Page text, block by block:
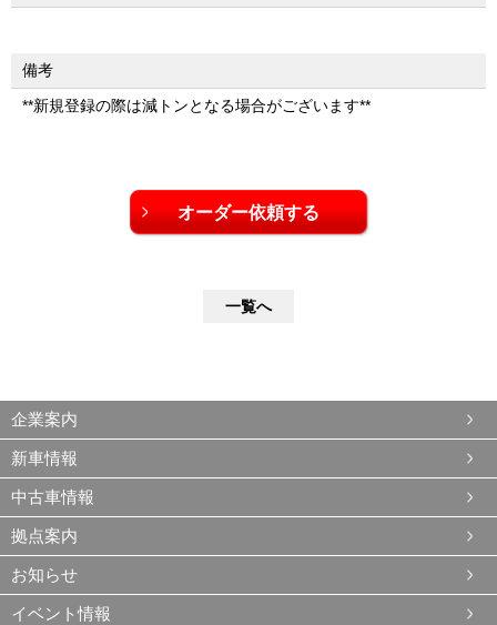
備考
**新規登録の際は減トンとなる場合がございます**
一覧へ
企業案内
新車情報
中古車情報
拠点案内
お知らせ
イベント情報